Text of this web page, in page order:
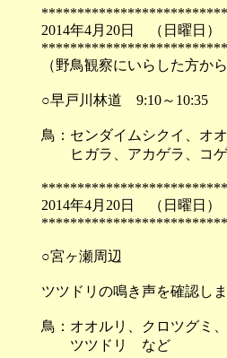
2014年4月
（野鳥観察にいらした方か
○早戸川林道 9:10～10:35
鳥：センダイムシクイ、オ
ヒガラ、アカゲラ、コゲ
2014年4月
○宮ヶ瀬周辺
ツツドリの鳴き声を確認しま
鳥：オオルリ、クロツグミ
ツツドリ など